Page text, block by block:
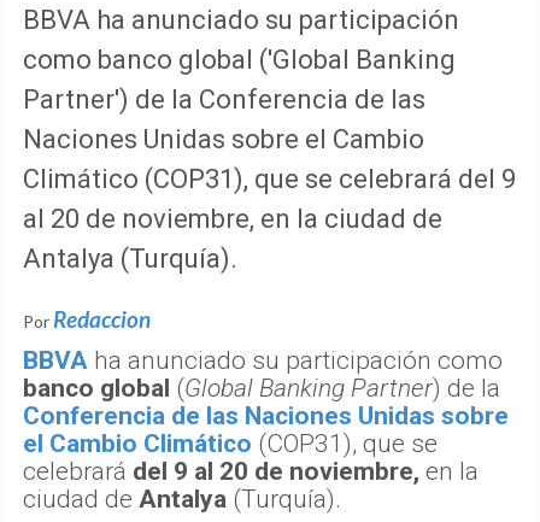
BBVA ha anunciado su participación
como banco global ('Global Banking
Partner') de la Conferencia de las
Naciones Unidas sobre el Cambio
Climático (COP31), que se celebrará del 9
al 20 de noviembre, en la ciudad de
Antalya (Turquía).
Por Redaccion
BBVA ha anunciado su participación como
banco global (Global Banking Partner) de la
Conferencia de las Naciones Unidas sobre
el Cambio Climático (COP31), que se
celebrará del 9 al 20 de noviembre, en la
ciudad de Antalya (Turquía).